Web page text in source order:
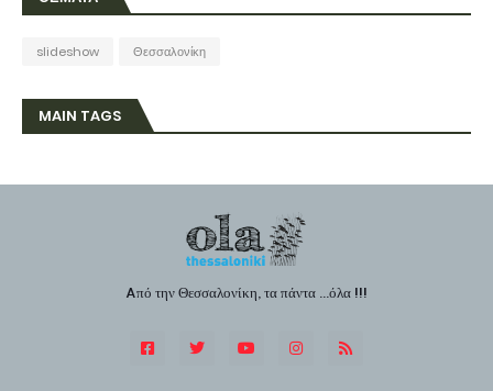
slideshow Θεσσαλονίκη
MAIN TAGS
Aπό την Θεσσαλονίκη, τα πάντα ...όλα !!!